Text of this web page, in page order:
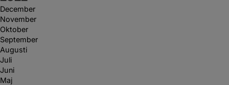
December
November
Oktober
September
Augusti
Juli
Juni
Maj